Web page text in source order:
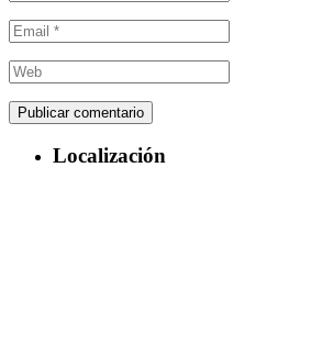
Localización